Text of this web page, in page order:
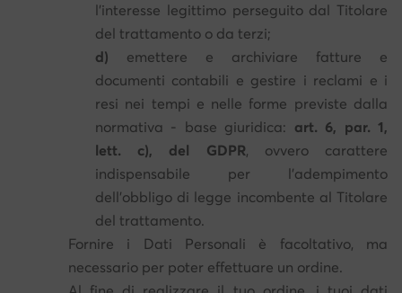
l'interesse legittimo perseguito dal Titolare
del trattamento o da terzi;
d) emettere e archiviare fatture e
documenti contabili e gestire i reclami e i
resi nei tempi e nelle forme previste dalla
normativa - base giuridica: art. 6, par. 1,
lett. c), del GDPR, ovvero carattere
indispensabile per l'adempimento
dell'obbligo di legge incombente al Titolare
del trattamento.
Fornire i Dati Personali è facoltativo, ma
necessario per poter effettuare un ordine.